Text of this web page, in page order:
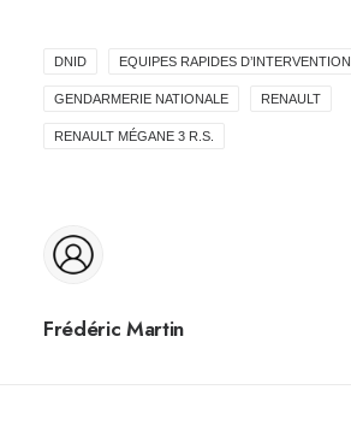
DNID EQUIPES RAPIDES D’INTERVENTION
GENDARMERIE NATIONALE RENAULT
RENAULT MÉGANE 3 R.S.
Frédéric Martin